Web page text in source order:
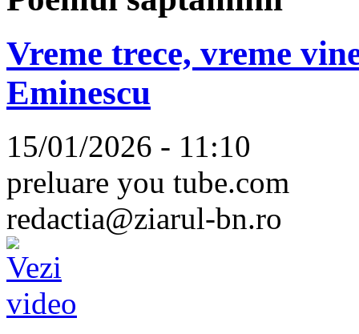
Vreme trece, vreme
Eminescu
15/01/2026 - 11:10
preluare you tube.com
redactia@ziarul-bn.ro